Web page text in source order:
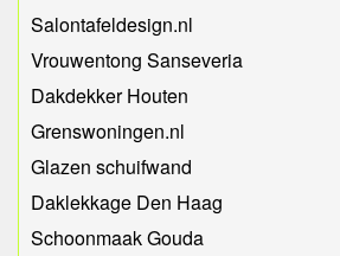
Salontafeldesign.nl
Vrouwentong Sanseveria
Dakdekker Houten
Grenswoningen.nl
Glazen schuifwand
Daklekkage Den Haag
Schoonmaak Gouda